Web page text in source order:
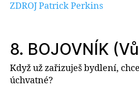
ZDROJ Patrick Perkins
8. BOJOVNÍK
Když už zařizuješ bydlení,
úchvatné?